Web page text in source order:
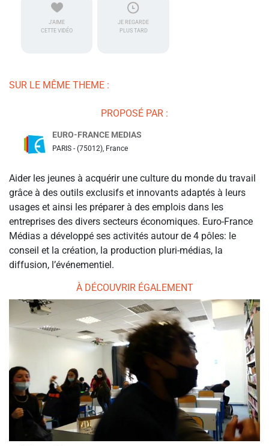
J'AIME
CETTE VIDÉO
JE REGARDE
PLUS TARD
SUR LE MÊME THEME :
PROPOSÉ PAR :
EURO-FRANCE MEDIAS
PARIS - (75012), France
Aider les jeunes à acquérir une culture du monde du travail
grâce à des outils exclusifs et innovants adaptés à leurs
usages et ainsi les préparer à des emplois dans les
entreprises des divers secteurs économiques. Euro-France
Médias a développé ses activités autour de 4 pôles: le
conseil et la création, la production pluri-médias, la
diffusion, l’événementiel.
À DÉCOUVRIR ÉGALEMENT